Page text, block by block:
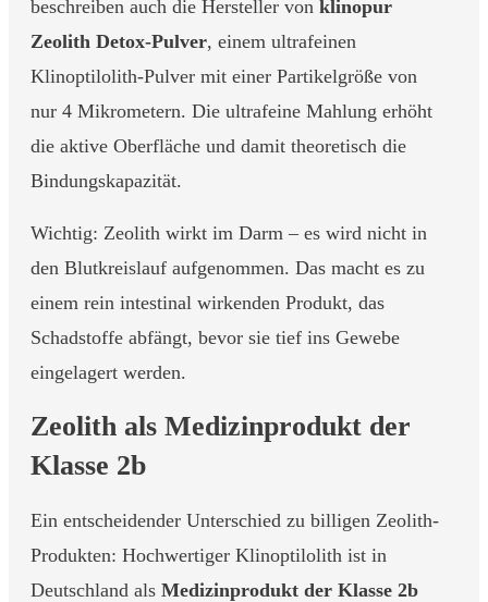
beschreiben auch die Hersteller von klinopur
Zeolith Detox-Pulver, einem ultrafeinen
Klinoptilolith-Pulver mit einer Partikelgröße von
nur 4 Mikrometern. Die ultrafeine Mahlung erhöht
die aktive Oberfläche und damit theoretisch die
Bindungskapazität.
Wichtig: Zeolith wirkt im Darm – es wird nicht in
den Blutkreislauf aufgenommen. Das macht es zu
einem rein intestinal wirkenden Produkt, das
Schadstoffe abfängt, bevor sie tief ins Gewebe
eingelagert werden.
Zeolith als Medizinprodukt der
Klasse 2b
Ein entscheidender Unterschied zu billigen Zeolith-
Produkten: Hochwertiger Klinoptilolith ist in
Deutschland als Medizinprodukt der Klasse 2b